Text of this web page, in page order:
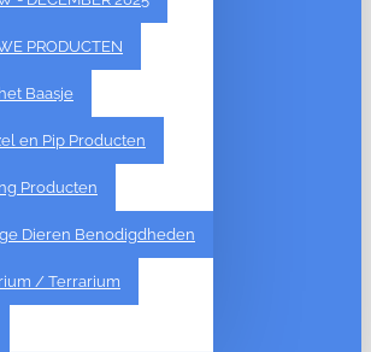
PRODUCTEN
Baasje
en Pip Producten
Producten
Dieren Benodigdheden
/ Terrarium